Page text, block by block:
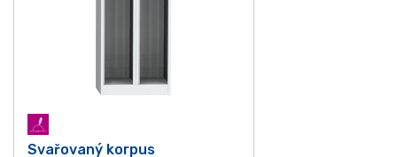
Svařovaný korpus